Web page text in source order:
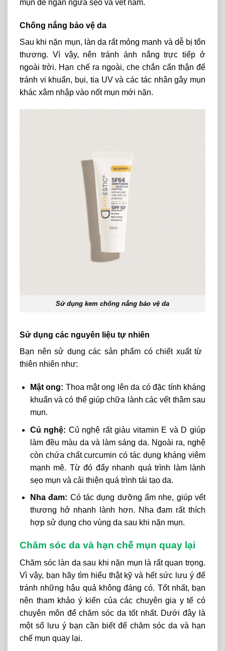
mụn để ngăn ngừa sẹo và vết nám.
Chống nắng bảo vệ da
Sau khi nặn mụn, làn da rất mỏng manh và dễ bị tổn
thương. Vì vậy, nên tránh ánh nắng trực tiếp ở
ngoài trời. Hạn chế ra ngoài, che chắn cẩn thận để
tránh vi khuẩn, bụi, tia UV và các tác nhân gây mụn
khác xâm nhập vào nốt mụn mới nặn.
Sử dụng kem chống nắng bảo vệ da
Sử dụng các nguyên liệu tự nhiên
Bạn nên sử dụng các sản phẩm có chiết xuất từ ​​
thiên nhiên như:
Mật ong: Thoa mật ong lên da có đặc tính kháng
khuẩn và có thể giúp chữa lành các vết thâm sau
mụn.
Củ nghệ: Củ nghệ rất giàu vitamin E và D giúp
làm đều màu da và làm sáng da. Ngoài ra, nghệ
còn chứa chất curcumin có tác dụng kháng viêm
mạnh mẽ. Từ đó đẩy nhanh quá trình làm lành
sẹo mụn và cải thiện quá trình tái tạo da.
Nha đam: Có tác dụng dưỡng ẩm nhẹ, giúp vết
thương hở nhanh lành hơn. Nha đam rất thích
hợp sử dụng cho vùng da sau khi nặn mụn.
Chăm sóc da và hạn chế mụn quay lại
Chăm sóc làn da sau khi nặn mụn là rất quan trọng.
Vì vậy, bạn hãy tìm hiểu thật kỹ và hết sức lưu ý để
tránh những hậu quả không đáng có. Tốt nhất, bạn
nên tham khảo ý kiến ​​của các chuyên gia y tế có
chuyên môn để chăm sóc da tốt nhất. Dưới đây là
một số lưu ý bạn cần biết để chăm sóc da và hạn
chế mụn quay lại.